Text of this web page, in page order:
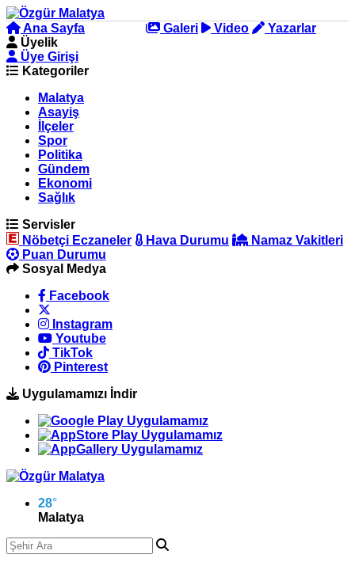
Ana Sayfa Galeri Video
Yazarlar
Üyelik
Üye Girişi
Kategoriler
Malatya
Asayiş
İlçeler
Spor
Politika
Gündem
Ekonomi
Sağlık
Servisler
Nöbetçi Eczaneler
Hava Durumu
Namaz Vakitleri
Puan Durumu
Sosyal Medya
Facebook
Instagram
Youtube
TikTok
Pinterest
Uygulamamızı İndir
28°
Malatya